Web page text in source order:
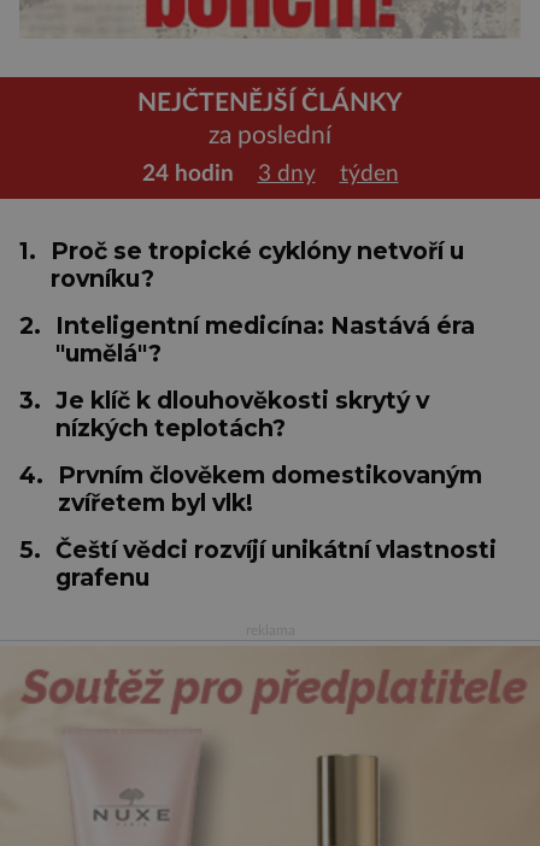
NEJČTENĚJŠÍ ČLÁNKY
za poslední
24 hodin 3 dny týden
1.
Proč se tropické cyklóny netvoří u
rovníku?
2.
Inteligentní medicína: Nastává éra
"umělá"?
3. Je klíč k dlouhověkosti skrytý v
nízkých teplotách?
4.
Prvním člověkem domestikovaným
zvířetem byl vlk!
5. Čeští vědci rozvíjí unikátní vlastnosti
grafenu